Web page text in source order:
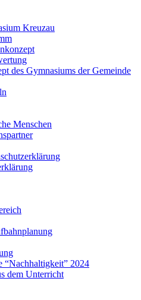
Kreuzau
des Gymnasiums der Gemeinde
Menschen
“Nachhaltigkeit” 2024
dem Unterricht